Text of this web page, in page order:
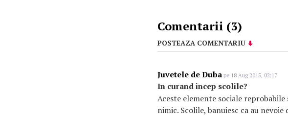
Comentarii (3)
POSTEAZA COMENTARIU
Juvetele de Duba pe 18 Aug 2015, 02:17
In curand incep scolile?
Aceste elemente sociale
nimic. Scolile, banuiesc ca au